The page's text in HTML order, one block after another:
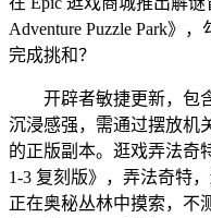
Adventure Puzzle Park》
完成挑和？
开辟者敏捷更新，包含
沉浸感强，需通过摆放机
的正版副本。逛戏弄法奇
1-3 复刻版》，弄法奇特
正在奥秘丛林中摸索，不